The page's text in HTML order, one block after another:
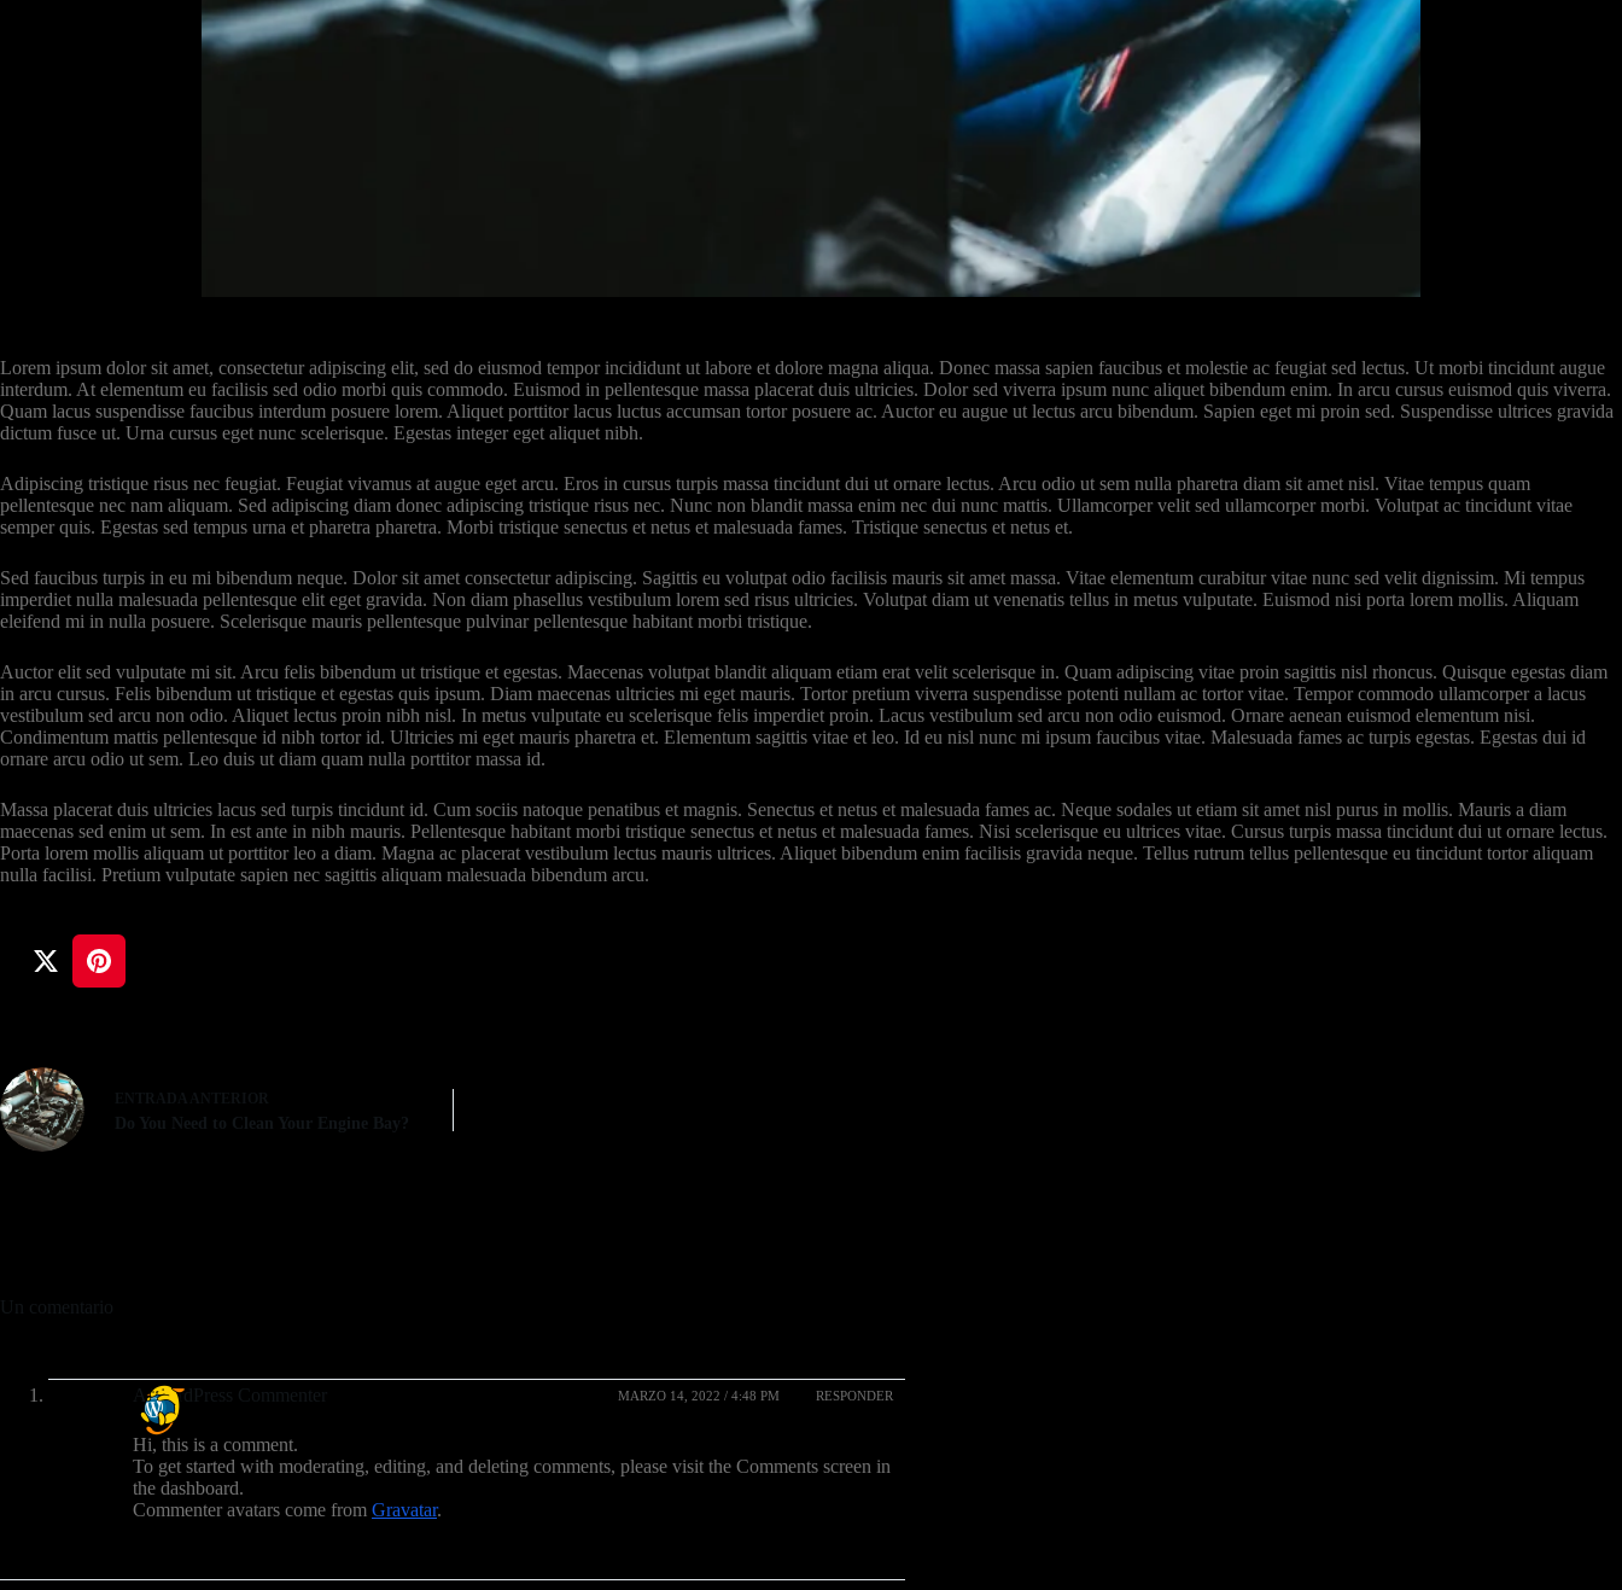
Lorem ipsum dolor sit amet, consectetur adipiscing elit, sed do eiusmod tempor incididunt ut labore et dolore magna aliqua. Donec massa sapien faucibus et molestie ac feugiat sed lectus. Ut morbi tincidunt augue
interdum. At elementum eu facilisis sed odio morbi quis commodo. Euismod in pellentesque massa placerat duis ultricies. Dolor sed viverra ipsum nunc aliquet bibendum enim. In arcu cursus euismod quis viverra.
Quam lacus suspendisse faucibus interdum posuere lorem. Aliquet porttitor lacus luctus accumsan tortor posuere ac. Auctor eu augue ut lectus arcu bibendum. Sapien eget mi proin sed. Suspendisse ultrices gravida
dictum fusce ut. Urna cursus eget nunc scelerisque. Egestas integer eget aliquet nibh.
Adipiscing tristique risus nec feugiat. Feugiat vivamus at augue eget arcu. Eros in cursus turpis massa tincidunt dui ut ornare lectus. Arcu odio ut sem nulla pharetra diam sit amet nisl. Vitae tempus quam
pellentesque nec nam aliquam. Sed adipiscing diam donec adipiscing tristique risus nec. Nunc non blandit massa enim nec dui nunc mattis. Ullamcorper velit sed ullamcorper morbi. Volutpat ac tincidunt vitae
semper quis. Egestas sed tempus urna et pharetra pharetra. Morbi tristique senectus et netus et malesuada fames. Tristique senectus et netus et.
Sed faucibus turpis in eu mi bibendum neque. Dolor sit amet consectetur adipiscing. Sagittis eu volutpat odio facilisis mauris sit amet massa. Vitae elementum curabitur vitae nunc sed velit dignissim. Mi tempus
imperdiet nulla malesuada pellentesque elit eget gravida. Non diam phasellus vestibulum lorem sed risus ultricies. Volutpat diam ut venenatis tellus in metus vulputate. Euismod nisi porta lorem mollis. Aliquam
eleifend mi in nulla posuere. Scelerisque mauris pellentesque pulvinar pellentesque habitant morbi tristique.
Auctor elit sed vulputate mi sit. Arcu felis bibendum ut tristique et egestas. Maecenas volutpat blandit aliquam etiam erat velit scelerisque in. Quam adipiscing vitae proin sagittis nisl rhoncus. Quisque egestas diam
in arcu cursus. Felis bibendum ut tristique et egestas quis ipsum. Diam maecenas ultricies mi eget mauris. Tortor pretium viverra suspendisse potenti nullam ac tortor vitae. Tempor commodo ullamcorper a lacus
vestibulum sed arcu non odio. Aliquet lectus proin nibh nisl. In metus vulputate eu scelerisque felis imperdiet proin. Lacus vestibulum sed arcu non odio euismod. Ornare aenean euismod elementum nisi.
Condimentum mattis pellentesque id nibh tortor id. Ultricies mi eget mauris pharetra et. Elementum sagittis vitae et leo. Id eu nisl nunc mi ipsum faucibus vitae. Malesuada fames ac turpis egestas. Egestas dui id
ornare arcu odio ut sem. Leo duis ut diam quam nulla porttitor massa id.
Massa placerat duis ultricies lacus sed turpis tincidunt id. Cum sociis natoque penatibus et magnis. Senectus et netus et malesuada fames ac. Neque sodales ut etiam sit amet nisl purus in mollis. Mauris a diam
maecenas sed enim ut sem. In est ante in nibh mauris. Pellentesque habitant morbi tristique senectus et netus et malesuada fames. Nisi scelerisque eu ultrices vitae. Cursus turpis massa tincidunt dui ut ornare lectus.
Porta lorem mollis aliquam ut porttitor leo a diam. Magna ac placerat vestibulum lectus mauris ultrices. Aliquet bibendum enim facilisis gravida neque. Tellus rutrum tellus pellentesque eu tincidunt tortor aliquam
nulla facilisi. Pretium vulputate sapien nec sagittis aliquam malesuada bibendum arcu.
Do You Need to Clean Your Engine Bay?
Un comentario
A WordPress Commenter MARZO 14, 2022 / 4:48 PM RESPONDER
Hi, this is a comment.
To get started with moderating, editing, and deleting comments, please visit the Comments screen in
the dashboard.
Commenter avatars come from Gravatar.